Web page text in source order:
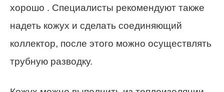
хорошо . Специалисты рекомендуют также
надеть кожух и сделать соединяющий
коллектор, после этого можно осуществлять
трубную разводку.